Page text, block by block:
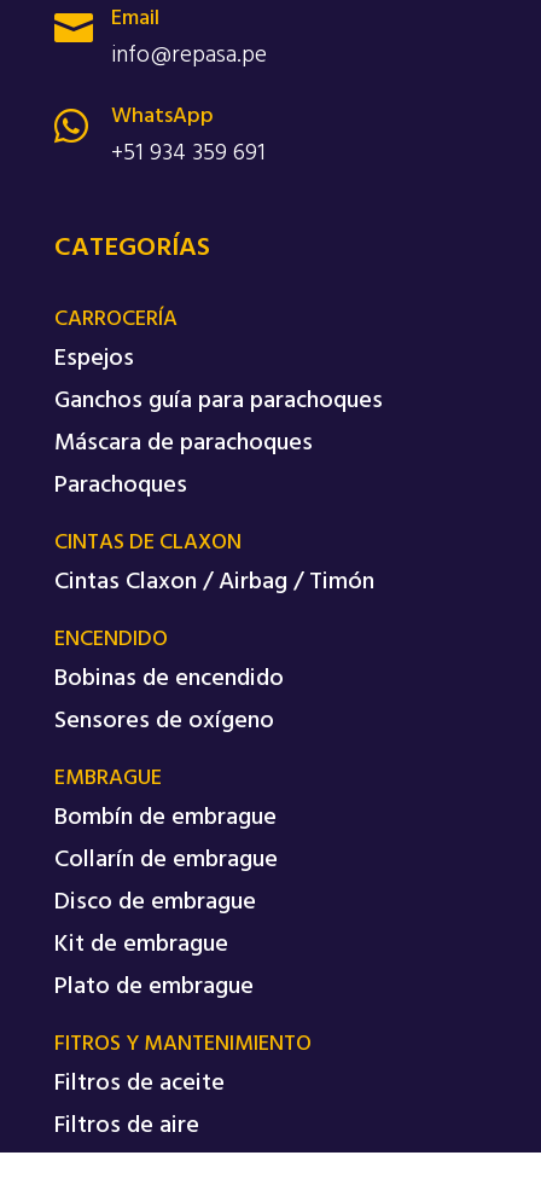
 Email
info@repasa.pe

WhatsApp
+51 934 359 691
CATEGORÍAS
CARROCERÍA
Espejos
Ganchos guía para parachoques
Máscara de parachoques
Parachoques
CINTAS DE CLAXON
Cintas Claxon / Airbag / Timón
ENCENDIDO
Bobinas de encendido
Sensores de oxígeno
EMBRAGUE
Bombín de embrague
Collarín de embrague
Disco de embrague
Kit de embrague
Plato de embrague
FITROS Y MANTENIMIENTO
Filtros de aceite
Filtros de aire